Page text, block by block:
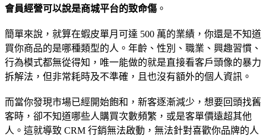
會員經營可以說是商城平台的致命傷。
簡單來說，就算在蝦皮單月可達 500 萬的業績，你還是不知道
買你商品的是哪種類型的人。年齡、性別、職業、興趣習慣、
行為模式都無從得知，唯一能做的就是直接看客戶頭像的暴力
拆解法，但非常耗時及不準確，且也沒有額外的個人資訊。
而當你發現市場已經開始飽和，新客逐漸減少，想要回頭找舊
客時，卻不知道哪些人購買次數頻繁，或是客單價遠超其他
人。這就導致 CRM 行銷無法啟動，無法針對喜歡你品牌的人